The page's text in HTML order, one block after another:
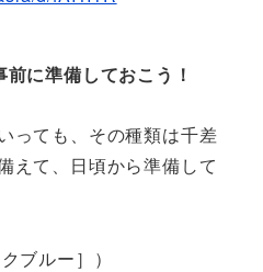
に準備しておこう！
っても、その種類は千差
えて、日頃から準備して
ブルー］）